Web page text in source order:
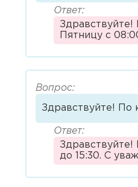
Ответ:
Пятницу с
Вопрос:
Здравствуйте! По
Ответ:
до 15:30. С